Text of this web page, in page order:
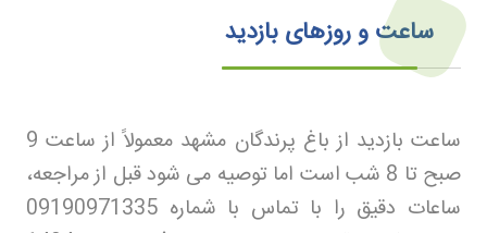
ساعت و روز‌های بازدید
ساعت بازدید از باغ پرندگان مشهد معمولاً از ساعت 9
صبح تا 8 شب است اما توصیه می شود قبل از مراجعه،
ساعات دقیق را با تماس با شماره 09190971335